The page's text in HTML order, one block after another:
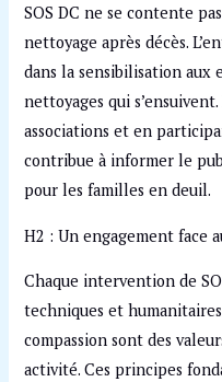
SOS DC ne se contente
nettoyage après décès.
dans la sensibilisation aux
nettoyages qui
associations et en
contribue à informer le
pour les familles en deuil.
H2 : Un engagement face
Chaque intervention de
techniques et
compassion sont des
activité. Ces principes